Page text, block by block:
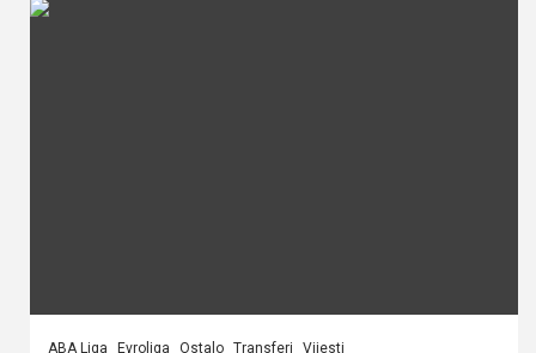
ABA Liga Evroliga Ostalo Transferi Vijesti